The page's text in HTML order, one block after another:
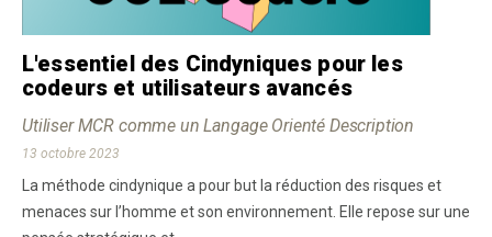
L'essentiel des Cindyniques pour les
codeurs et utilisateurs avancés
Utiliser MCR comme un Langage Orienté Description
13 octobre 2023
La méthode cindynique a pour but la réduction des risques et
menaces sur l’homme et son environnement. Elle repose sur une